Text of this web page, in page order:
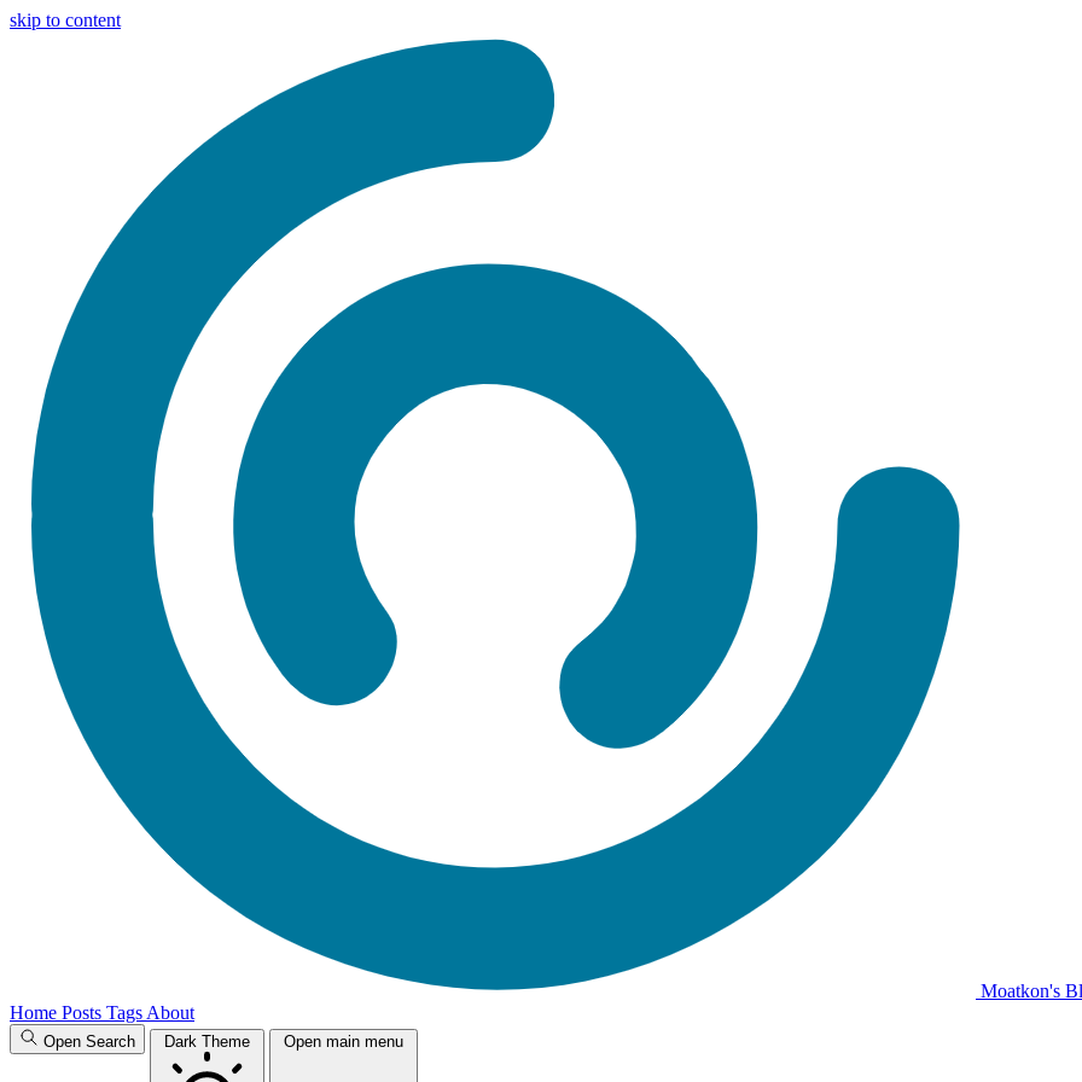
skip to content
Moatkon's
Home Posts Tags About
Open Search Dark Theme Open main menu